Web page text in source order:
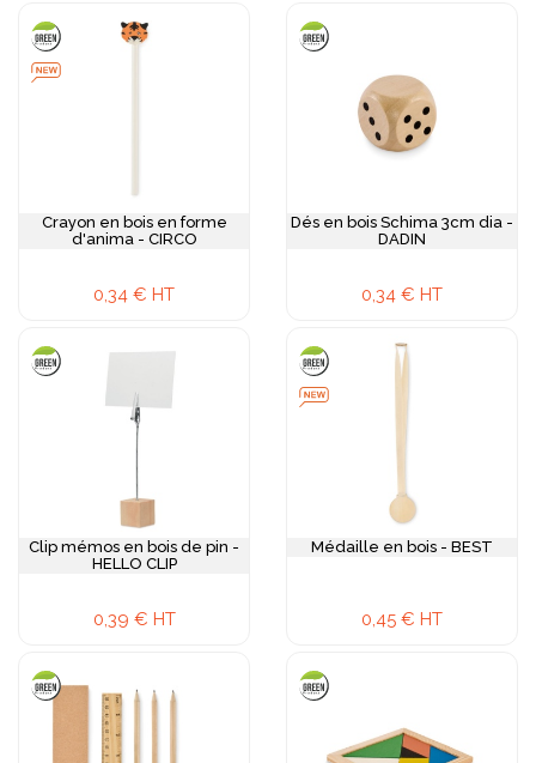
Crayon en bois en forme
d'anima - CIRCO
0,34 € HT
Dés en bois Schima 3cm dia -
DADIN
0,34 € HT
Clip mémos en bois de pin -
HELLO CLIP
0,39 € HT
Médaille en bois - BEST
0,45 € HT